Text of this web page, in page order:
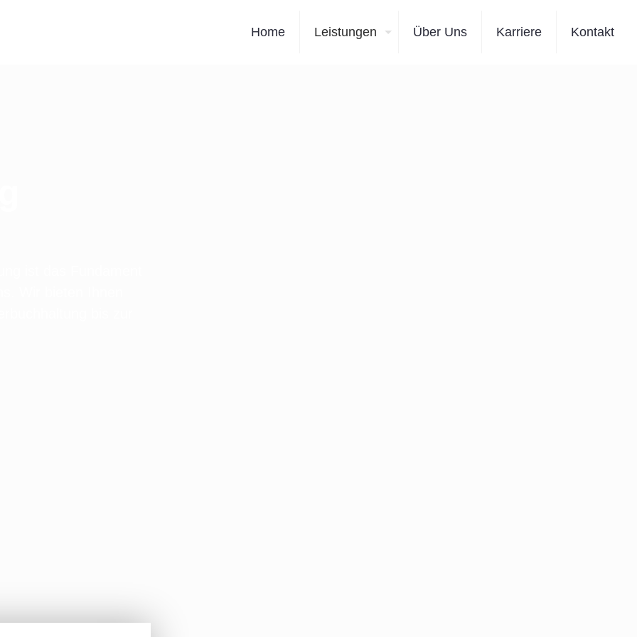
Home Leistungen Über Uns Karriere Kontakt